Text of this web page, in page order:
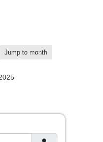
Jump to month